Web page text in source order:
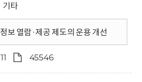
기타
보 열람·제공 제도의 운용 개선
45546